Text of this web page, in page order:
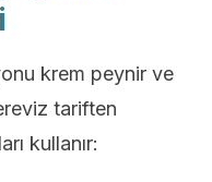
krem peynir ve
tariften
kullanır: